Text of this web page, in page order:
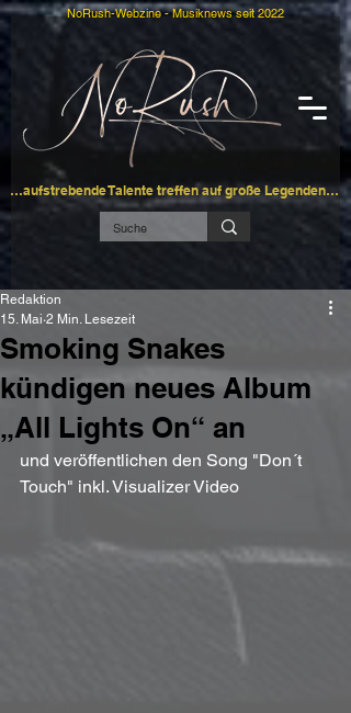
…aufstrebende Talente treffen auf große Legenden…
NoRush-Webzine - Musiknews seit 2022
Smoking Snakes
kündigen neues Album
„All Lights On“ an
Redaktion
15. Mai 2 Min. Lesezeit
und veröffentlichen den Song "Don´t
Touch" inkl. Visualizer Video